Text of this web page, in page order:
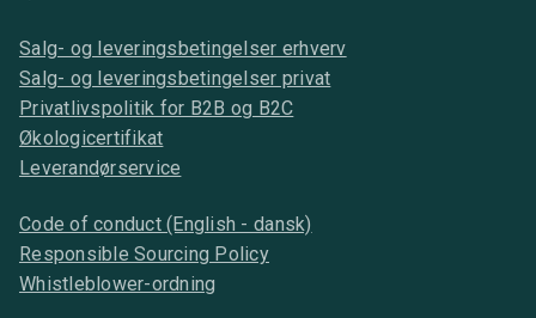
Salg- og leveringsbetingelser erhverv
Salg- og leveringsbetingelser privat
Privatlivspolitik for B2B og B2C
Økologicertifikat
Leverandørservice
Code of conduct (English - dansk)
Responsible Sourcing Policy
Whistleblower-ordning